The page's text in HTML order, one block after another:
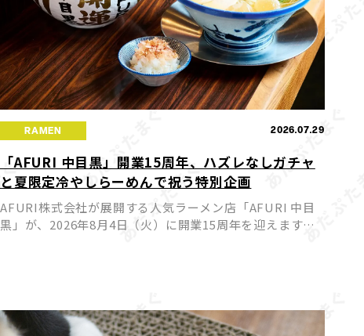
RAMEN 2026.07.29
「AFURI 中目黒」開業15周年、ハズレなしガチャ
と夏限定冷やしらーめんで祝う特別企画
AFURI株式会社が展開する人気ラーメン店「AFURI 中目
黒」が、2026年8月4日（火）に開業15周年を迎えます。